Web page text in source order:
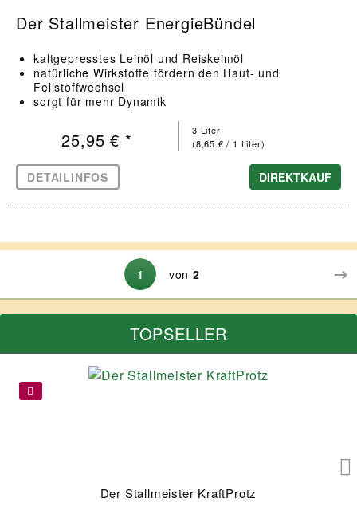
Der Stallmeister EnergieBündel
kaltgepresstes Leinöl und Reiskeimöl
natürliche Wirkstoffe fördern den Haut- und
Fellstoffwechsel
sorgt für mehr Dynamik
3 Liter
(8,65 € / 1 Liter)
25,95 € *
DETAILINFOS DIREKTKAUF
1 von2
TOPSELLER
Der Stallmeister KraftProtz